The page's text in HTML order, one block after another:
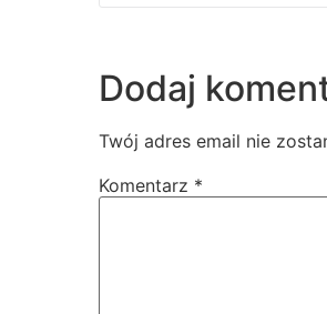
Dodaj
Twój adres email nie
Komentarz *